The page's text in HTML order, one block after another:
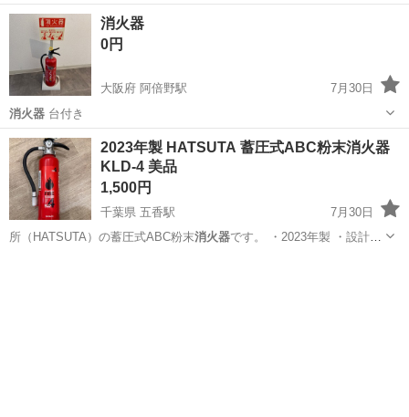
沖縄 豊見城市 小禄駅
消火器
0円
大阪府 阿倍野駅
7月30日
消火器台付き
大阪 大阪市 阿倍野駅 防災、セキュリティ 消火器
2023年製 HATSUTA 蓄圧式ABC粉末消火器
KLD-4 美品
1,500円
千葉県 五香駅
7月30日
所（HATSUTA）の蓄圧式ABC粉末消火器です。 ・2023年製 ・設計標